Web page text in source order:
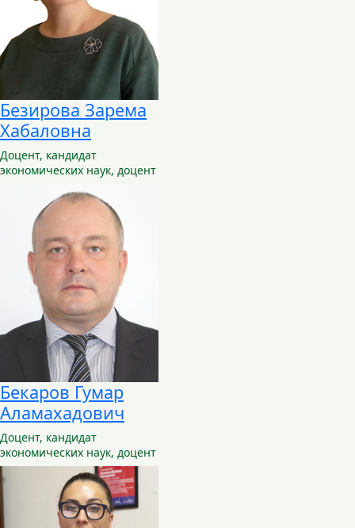
Безирова Зарема
Хабаловна
Доцент, кандидат
экономических наук, доцент
Бекаров Гумар
Аламахадович
Доцент, кандидат
экономических наук, доцент